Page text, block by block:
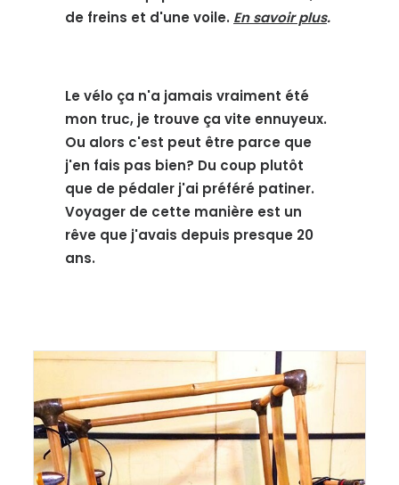
de freins et d'une voile. En savoir plus.
Le vélo ça n'a jamais vraiment été
mon truc, je trouve ça vite ennuyeux.
Ou alors c'est peut être parce que
j'en fais pas bien? Du coup plutôt
que de pédaler j'ai préféré patiner.
Voyager de cette manière est un
rêve que j'avais depuis presque 20
ans.